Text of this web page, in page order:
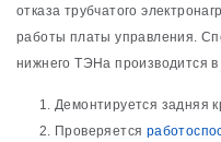
отказа трубчатого
работы платы управления.
нижнего ТЭНа производится
Демонтируется задняя
Проверяется